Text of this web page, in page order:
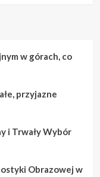
w górach, co
przyjazne
i Trwały Wybór
Obrazowej w